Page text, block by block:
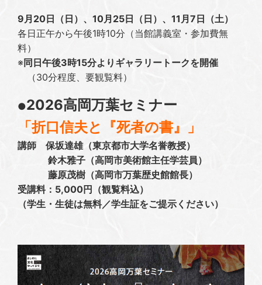
9月20日（日）、10月25日（日）、11月7日（土）
各日正午から午後1時10分（当館講義室・参加費無
料）
※同日午後3時15分よりギャラリートークを開催
（30分程度、要観覧料）
●2026高岡万葉セミナー
「折口信夫と『死者の書』」
講師 保坂達雄（東京都市大学名誉教授）
鈴木雅子（高岡市美術館主任学芸員）
藤原茂樹（高岡市万葉歴史館館長）
受講料：5,000円（観覧料込）
（学生・生徒は無料／学生証をご提示ください）